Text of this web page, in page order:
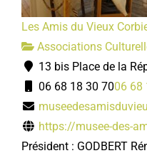
Les Amis du Vieux
Associations
13 bis Place de la
06 68 18 30 7006 68
https://musee-des-
Président : GODBERT